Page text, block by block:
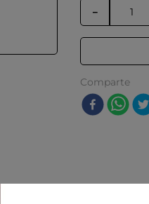
－
Comparte